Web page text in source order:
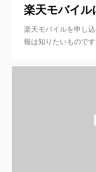
楽天モバイル
楽天モバイルを申し
報は知りたいもので